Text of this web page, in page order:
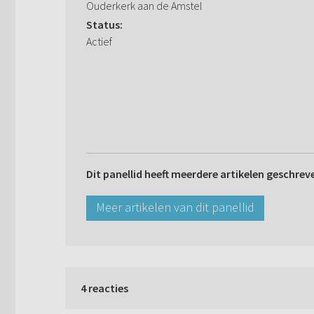
Ouderkerk aan de Amstel
Status:
Actief
Dit panellid heeft meerdere artikelen
Meer artikelen van dit panellid
4 reacties